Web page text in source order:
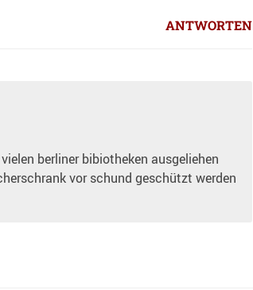
ANTWORTEN
berliner bibiotheken ausgeliehen
vor schund geschützt werden